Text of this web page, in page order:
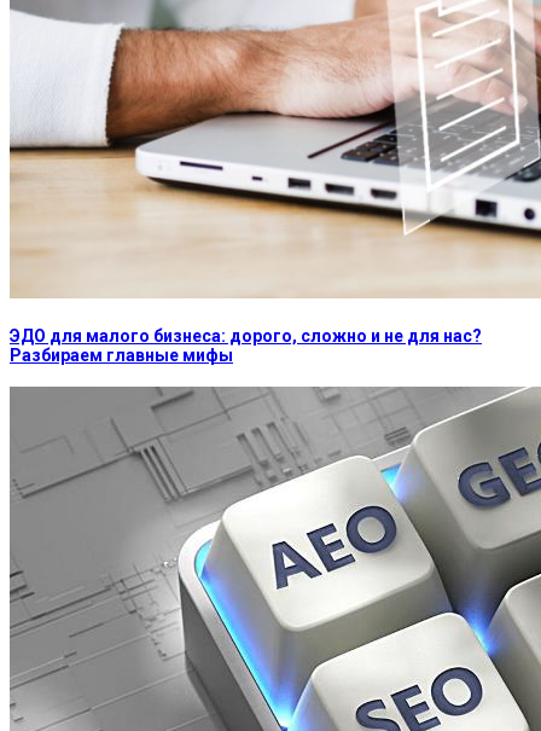
ЭДО для малого бизнеса: дорого, сложно и не для нас?
Разбираем главные мифы